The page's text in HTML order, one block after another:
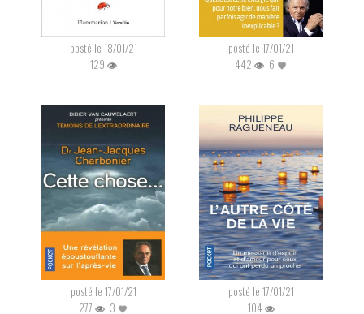
posté le 18/01/21
129
posté le 17/01/21
442
6
posté le 17/01/21
277
3
posté le 17/01/21
104